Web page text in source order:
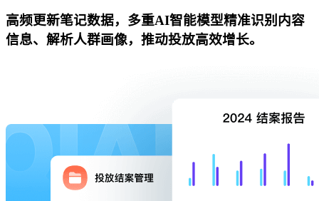
高频更新笔记数据，多重AI智能模型精准识别内容
信息、解析人群画像，推动投放高效增长。